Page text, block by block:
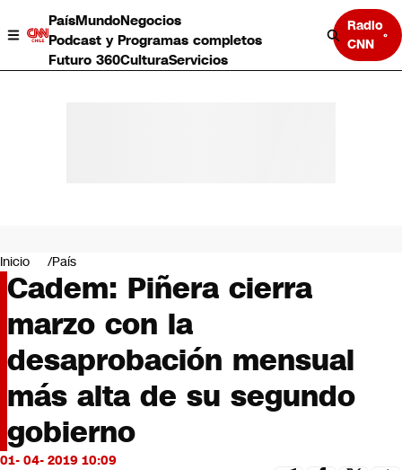
PaísMundoNegocios
Podcast y Programas completos
Futuro 360CulturaServicios
Radio
CNN
Negocios
Deportes
Programas completos
Cultura
Servicios
Bits
CNN Data
CNN tiempo
Futuro 360
Opinión
Inicio País
Cadem: Piñera cierra
marzo con la
desaprobación mensual
más alta de su segundo
gobierno
01- 04- 2019 10:09